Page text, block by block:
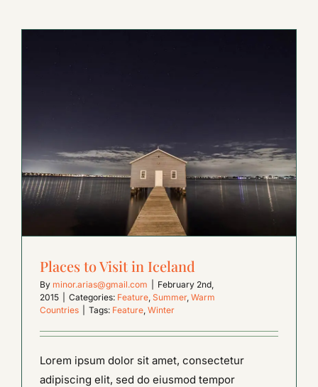
Places to Visit in Iceland
By minor.arias@gmail.com
February 2nd,
2015
Categories: Feature, Summer, Warm
Countries
Tags: Feature, Winter
Lorem ipsum dolor sit amet, consectetur
adipiscing elit, sed do eiusmod tempor